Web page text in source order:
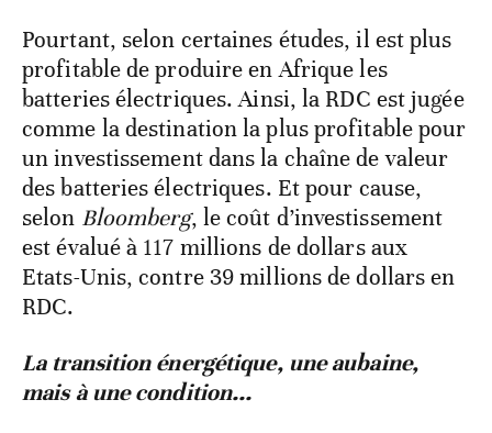
Pourtant, selon certaines études, il est plus
profitable de produire en Afrique les
batteries électriques. Ainsi, la RDC est jugée
comme la destination la plus profitable pour
un investissement dans la chaîne de valeur
des batteries électriques. Et pour cause,
selon Bloomberg, le coût d’investissement
est évalué à 117 millions de dollars aux
Etats-Unis, contre 39 millions de dollars en
RDC.
La transition énergétique, une aubaine,
mais à une condition...